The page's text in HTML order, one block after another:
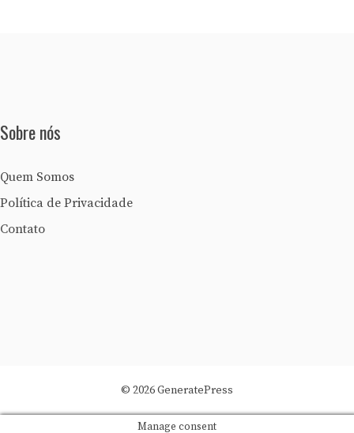
Sobre nós
Quem Somos
Política de Privacidade
Contato
© 2026 GeneratePress
Manage consent